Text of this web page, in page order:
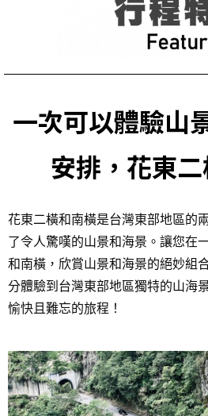
一次可以體驗山
安排，花東
花東二橫和南橫是台灣東部地區的
了令人驚嘆的山景和海景。讓您在
和南橫，欣賞山景和海景的絕妙組
分體驗到台灣東部地區獨特的山海
愉快且難忘的旅程！